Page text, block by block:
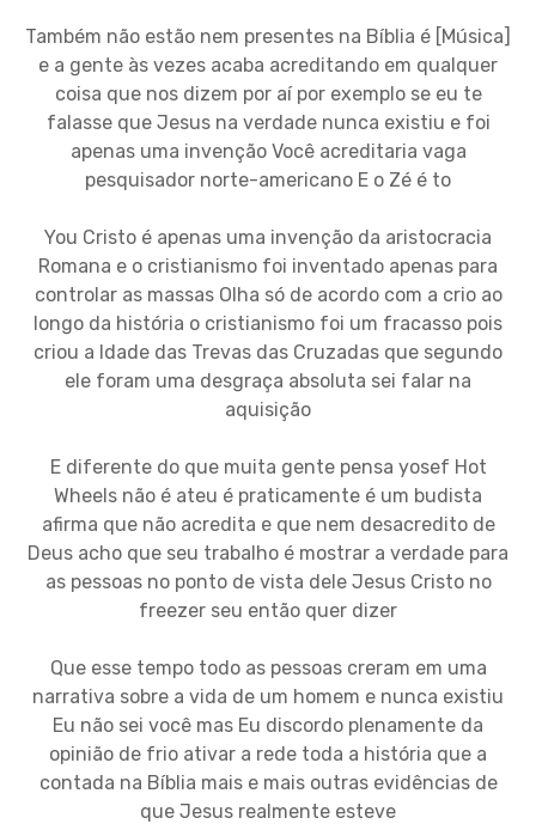
Também não estão nem presentes na Bíblia é [Música]
e a gente às vezes acaba acreditando em qualquer
coisa que nos dizem por aí por exemplo se eu te
falasse que Jesus na verdade nunca existiu e foi
apenas uma invenção Você acreditaria vaga
pesquisador norte-americano E o Zé é to
You Cristo é apenas uma invenção da aristocracia
Romana e o cristianismo foi inventado apenas para
controlar as massas Olha só de acordo com a crio ao
longo da história o cristianismo foi um fracasso pois
criou a Idade das Trevas das Cruzadas que segundo
ele foram uma desgraça absoluta sei falar na
aquisição
E diferente do que muita gente pensa yosef Hot
Wheels não é ateu é praticamente é um budista
afirma que não acredita e que nem desacredito de
Deus acho que seu trabalho é mostrar a verdade para
as pessoas no ponto de vista dele Jesus Cristo no
freezer seu então quer dizer
Que esse tempo todo as pessoas creram em uma
narrativa sobre a vida de um homem e nunca existiu
Eu não sei você mas Eu discordo plenamente da
opinião de frio ativar a rede toda a história que a
contada na Bíblia mais e mais outras evidências de
que Jesus realmente esteve